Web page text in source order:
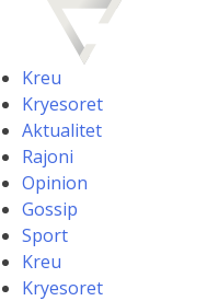
Kreu
Kryesoret
Aktualitet
Rajoni
Opinion
Gossip
Sport
Kreu
Kryesoret